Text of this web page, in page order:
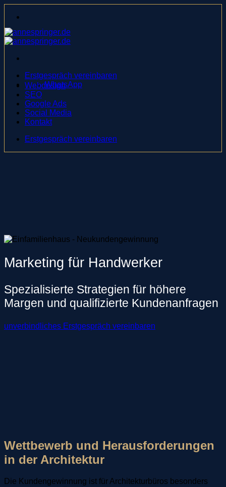
Inhalt
springen
Erstgespräch vereinbaren
WhatsApp
Webdesign
SEO
Google Ads
Social Media
Kontakt
Erstgespräch vereinbaren
Marketing für Handwerker
Spezialisierte Strategien für höhere
Margen und qualifizierte Kundenanfragen
unverbindliches Erstgespräch vereinbaren
Wettbewerb und Herausforderungen
in der Architektur
Die Kundengewinnung ist für Architekturbüros besonders